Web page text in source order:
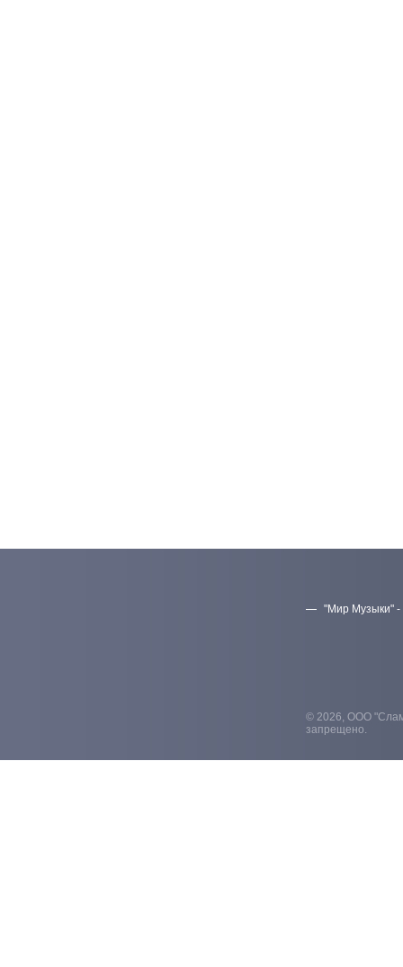
"Мир Музыки" -
© 2026, ООО
запрещено.